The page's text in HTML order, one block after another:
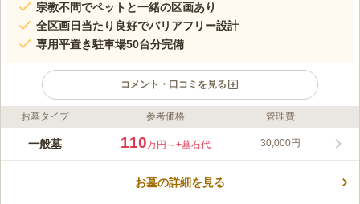
宗教不問でペットと一緒の区画あり
全区画日当たり良好でバリアフリー設計
専用平置き駐車場50台分完備
コメント・口コミを見る
ライフドット編集部のコメント
2024年7月にオープンした「成城しだれ桜墓苑」は、妙法寺の境
和を祈念するため」作られた、有名なおおくら大仏があります。
お墓タイプ 参考価格 管理費
一般墓 110万円～+墓石代 30,000円
お墓の詳細を見る